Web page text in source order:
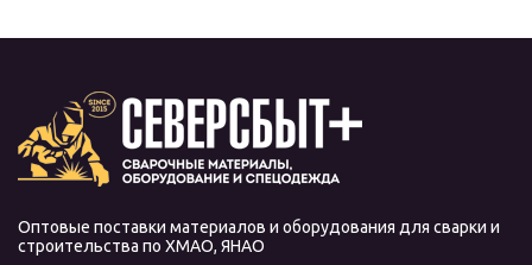
Оптовые поставки материалов и оборудования для сварки и
строительства по ХМАО, ЯНАО